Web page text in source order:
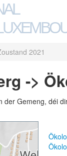
2021
->
Gemeng, déi